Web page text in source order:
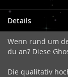
Details
Wenn rund um
du an? Diese
Die qualitativ